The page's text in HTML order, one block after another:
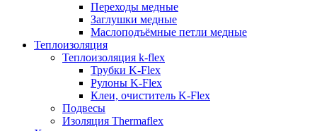
Переходы медные
Заглушки медные
Маслоподъёмные петли медные
Теплоизоляция
Теплоизоляция k-flex
Трубки K-Flex
Рулоны K-Flex
Клеи, очиститель K-Flex
Подвесы
Изоляция Thermaflex